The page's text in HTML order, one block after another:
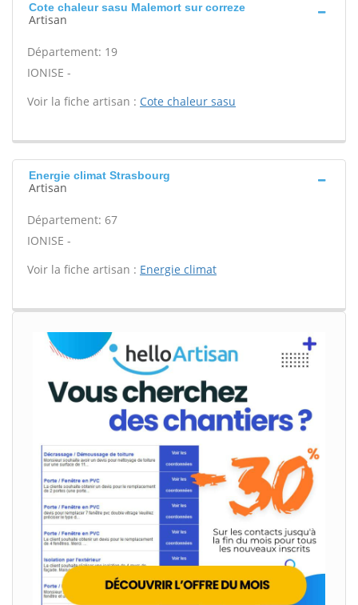
Cote chaleur sasu Malemort sur correze
Artisan
Département: 19
IONISE -
Voir la fiche artisan : Cote chaleur sasu
Energie climat Strasbourg
Artisan
Département: 67
IONISE -
Voir la fiche artisan : Energie climat